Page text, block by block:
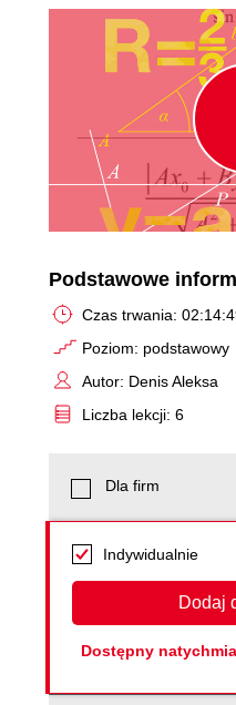
Podstawowe
Czas trwania:
Poziom: podstawowy
Autor: Denis Aleksa
Liczba lekcji: 6
Dla firm
Indywidualnie
Dodaj
Dostępny